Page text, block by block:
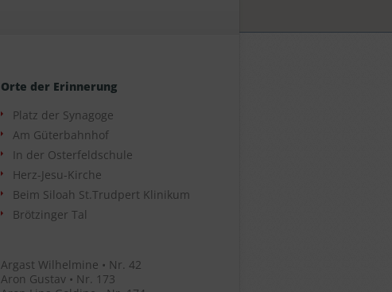
Orte der Erinnerung
Platz der Synagoge
Am Güterbahnhof
In der Osterfeldschule
Herz-Jesu-Kirche
Beim Siloah St.Trudpert Klinikum
Brötzinger Tal
Argast Wilhelmine • Nr. 42
Aron Gustav • Nr. 173